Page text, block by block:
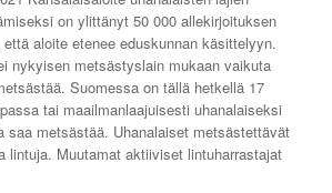
on ylittänyt 50 000 allekirjoituksen
aloite etenee eduskunnan käsittelyyn.
nykyisen metsästyslain mukaan vaikuta
Suomessa on tällä hetkellä 17
tai maailmanlaajuisesti uhanalaiseksi
saa metsästää. Uhanalaiset metsästettävät
lintuja. Muutamat aktiiviset lintuharrastajat